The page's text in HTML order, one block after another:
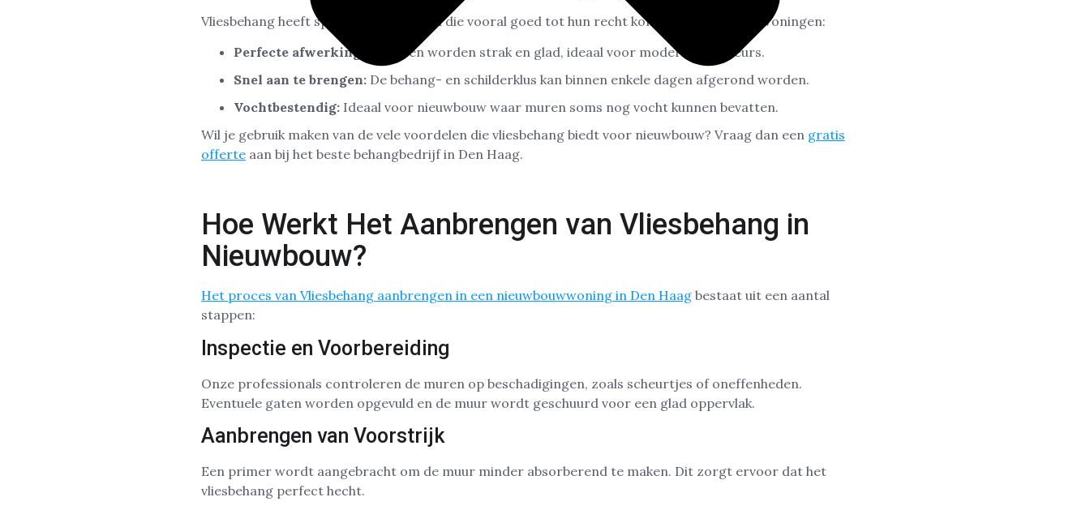
Vliesbehang heeft specifieke voordelen die vooral goed tot hun recht komen in nieuwbouwwoningen:
Perfecte afwerking:
Je muren worden strak en glad, ideaal voor moderne interieurs.
Snel aan te brengen: De behang- en schilderklus kan binnen enkele dagen afgerond worden.
Vochtbestendig: Ideaal voor nieuwbouw waar muren soms nog vocht kunnen bevatten.
Wil je gebruik maken van de vele voordelen die vliesbehang biedt voor nieuwbouw? Vraag dan een gratis
offerte aan bij het beste behangbedrijf in Den Haag.
Hoe Werkt Het Aanbrengen van Vliesbehang in
Nieuwbouw?
Het proces van Vliesbehang aanbrengen in een nieuwbouwwoning in Den Haag bestaat uit een aantal
stappen:
Inspectie en Voorbereiding
Onze professionals controleren de muren op beschadigingen, zoals scheurtjes of oneffenheden.
Eventuele gaten worden opgevuld en de muur wordt geschuurd voor een glad oppervlak.
Aanbrengen van Voorstrijk
Een primer wordt aangebracht om de muur minder absorberend te maken. Dit zorgt ervoor dat het
vliesbehang perfect hecht.